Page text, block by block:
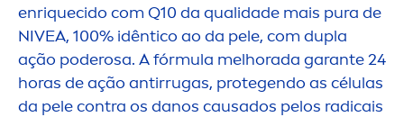
enriquecido com Q10 da qualidade mais pura de
NIVEA, 100% idêntico ao da pele, com dupla
ação poderosa. A fórmula melhorada garante 24
horas de ação antirrugas, protegendo as células
da pele contra os danos causados pelos radicais